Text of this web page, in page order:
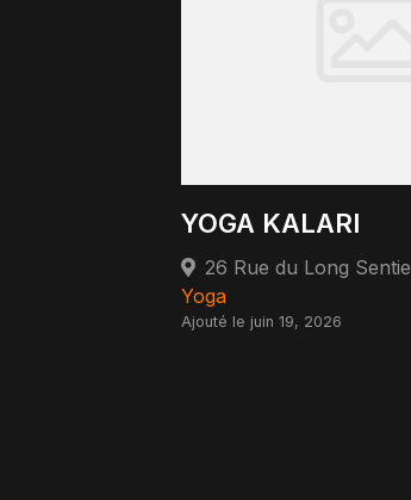
YOGA KALARI
Yoga
Ajouté le juin 19, 2026